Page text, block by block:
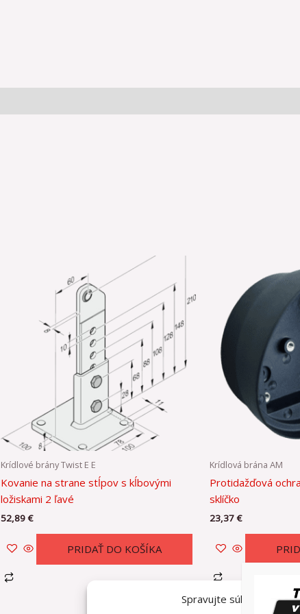
Spravujte súhlas so
Krídlové brány Twist E E
Kovanie na strane stĺpov s kĺbovými
ložiskami 2 ľavé
52,89€
PRIDAŤ DO KOŠÍKA
Krídlová brána AM
Protidažďová
sklíčko
23,37€